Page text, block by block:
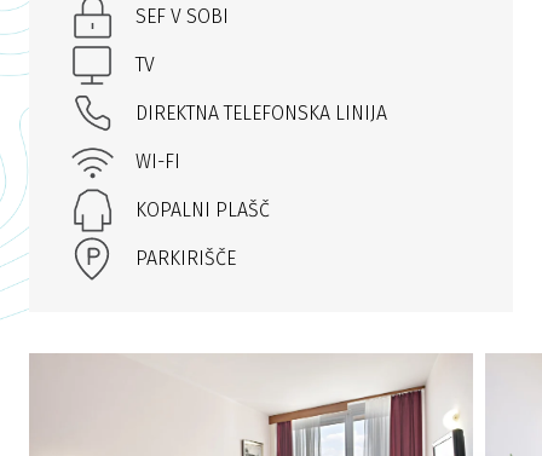
SEF V SOBI
TV
DIREKTNA TELEFONSKA LINIJA
WI-FI
KOPALNI PLAŠČ
PARKIRIŠČE